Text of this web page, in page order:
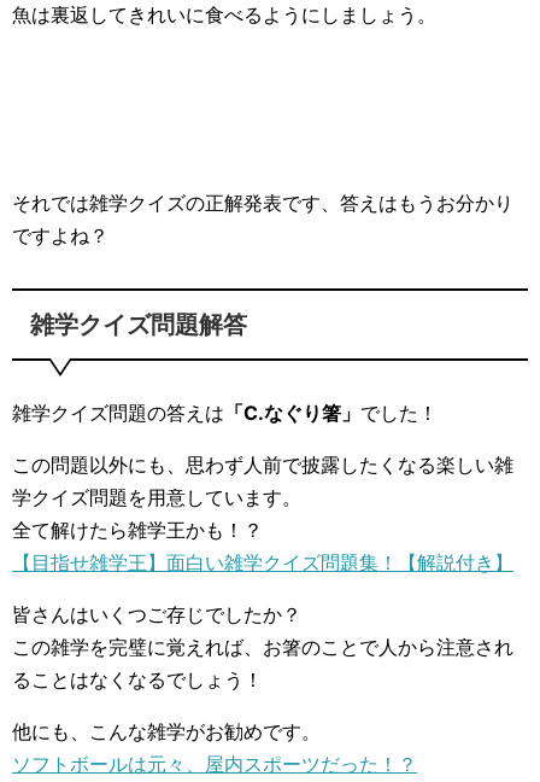
魚は裏返してきれいに食べるようにしましょう。
それでは雑学クイズの正解発表です、答えはもうお分かり
ですよね？
雑学クイズ問題解答
雑学クイズ問題の答えは 「C.なぐり箸」 でした！
この問題以外にも、思わず人前で披露したくなる楽しい雑
学クイズ問題を用意しています。
全て解けたら雑学王かも！？
【目指せ雑学王】面白い雑学クイズ問題集！【解説付き】
皆さんはいくつご存じでしたか？
この雑学を完璧に覚えれば、お箸のことで人から注意され
ることはなくなるでしょう！
他にも、こんな雑学がお勧めです。
ソフトボールは元々、屋内スポーツだった！？